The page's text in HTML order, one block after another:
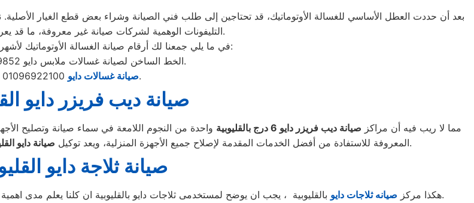
بعد أن حددت العطل الأساسي للغسالة الأوتوماتيك، قد تحتاجين إلى طلب فني الصيانة وشراء بعض قطع الغيار الأصلية.
التليفونات الوهمية لشركات صيانة غير معروفة، ما قد يعرضك لعمليات النصب.
في ما يلي جمعنا لك أرقام صيانة الغسالة الأوتوماتيك لأشهر الماركات في القليوبية:
الخط الساخن لصيانة غسالات ملابس دايو 01210999852.
صيانة غسالات دايو01096922100.
صيانة ديب فريزر دايو
مما لا ريب فيه أن مراكز صيانة ديب فريزر دايو درج بالقليوبية واحدة من النجوم اللامعة في سماء صيانة وتصليح
المعروفة للاستفادة من أفضل الخدمات المقدمة لإصلاح جميع الأجهزة المنزلية، ويعد توكيل صيانة دايو الواجهة المثالية للتعويل عليه والاستعانة به في ذلك العالم الكبير.
صيانة ثلاجة دايو
هكذا مركز صيانه ثلاجات دايو
بالقليوبية ، يجب ان يوضح لمستخدمى ثلاجات دايو بالقليوبية ان كلنا يعلم مدى اهمية الثلاجة بالمنزل ونحن لا ندخر جهدا كي نلبي جميع طلبات الصيانه لثلاجات دايو.